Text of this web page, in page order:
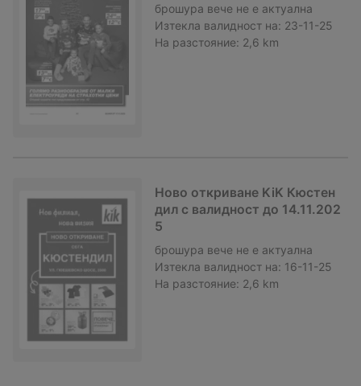
брошура вече не е актуална
Изтекла валидност на: 23-11-25
На разстояние: 2,6 km
Ново откриване KiK Кюстен
дил с валидност до 14.11.202
5
брошура вече не е актуална
Изтекла валидност на: 16-11-25
На разстояние: 2,6 km